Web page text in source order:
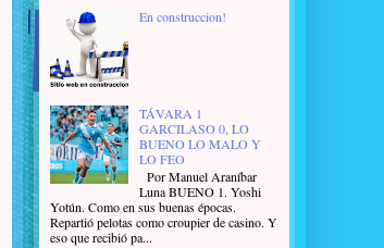
En construccion!
TÁVARA 1
GARCILASO 0, LO
BUENO LO MALO Y
LO FEO
Por Manuel Araníbar
Luna BUENO 1. Yoshi
Yotún. Como en sus buenas épocas.
Repartió pelotas como croupier de casino. Y
eso que recibió pa...